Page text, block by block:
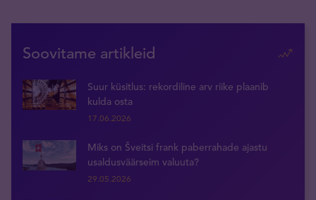
Soovitame artikleid
Suur küsitlus: rekordiline arv riike plaanib
kulda osta
17.06.2026
Miks on Šveitsi frank paberrahade ajastu
usaldusväärseim valuuta?
29.05.2026